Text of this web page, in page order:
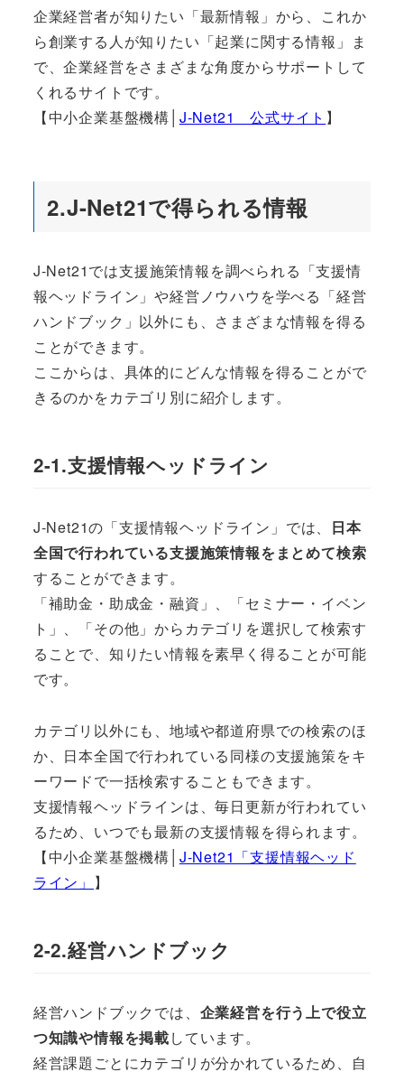
企業経営者が知りたい「最新情報」から、これか
ら創業する人が知りたい「起業に関する情報」ま
で、企業経営をさまざまな角度からサポートして
くれるサイトです。
【中小企業基盤機構│ J-Net21 公式サイト 】
2.J-Net21で得られる情報
J-Net21では支援施策情報を調べられる「支援情
報ヘッドライン」や経営ノウハウを学べる「経営
ハンドブック」以外にも、さまざまな情報を得る
ことができます。
ここからは、具体的にどんな情報を得ることがで
きるのかをカテゴリ別に紹介します。
2-1.支援情報ヘッドライン
J-Net21の「支援情報ヘッドライン」では、 日本
全国で行われている支援施策情報をまとめて検索
することができます。
「補助金・助成金・融資」、「セミナー・イベン
ト」、「その他」からカテゴリを選択して検索す
ることで、知りたい情報を素早く得ることが可能
です。
カテゴリ以外にも、地域や都道府県での検索のほ
か、日本全国で行われている同様の支援施策をキ
ーワードで一括検索することもできます。
支援情報ヘッドラインは、毎日更新が行われてい
るため、いつでも最新の支援情報を得られます。
【中小企業基盤機構│ J-Net21「支援情報ヘッド
ライン」 】
2-2.経営ハンドブック
経営ハンドブックでは、 企業経営を行う上で役立
つ知識や情報を掲載しています。
経営課題ごとにカテゴリが分かれているため、自